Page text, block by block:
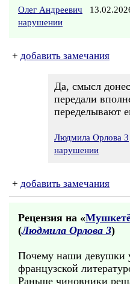
Олег Андреевич
нарушении
+ добавить замечания
Да, смысл
передали
переделывают
Людмила Орлова 3
нарушении
+ добавить замечания
Рецензия на «
(Людмила Орлова 3)
Почему наши девушки
французской
Раньше чиновники